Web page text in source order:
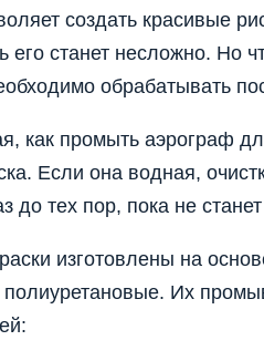
создать красивые
его станет несложно. Но
обрабатывать
как промыть аэрограф
Если она водная,
до тех пор, пока не
изготовлены на
полиуретановые. Их